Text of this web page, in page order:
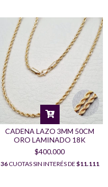
CADENA LAZO 3MM 50CM
ORO LAMINADO 18K
$400.000
36CUOTAS SIN INTERÉS DE $11.111